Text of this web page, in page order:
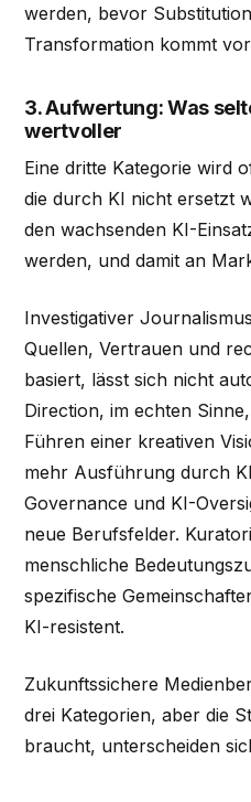
werden, bevor
Transformation kommt
3. Aufwertung: Was
wertvoller
Eine dritte Kategorie wird
die durch KI nicht ersetzt
den wachsenden KI-
werden, und damit an
Investigativer
Quellen, Vertrauen und
basiert, lässt sich nicht
Direction, im echten
Führen einer kreativen
mehr Ausführung durch
Governance und KI-
neue Berufsfelder.
menschliche
spezifische
KI-resistent.
Zukunftssichere
drei Kategorien, aber die
braucht, unterscheiden